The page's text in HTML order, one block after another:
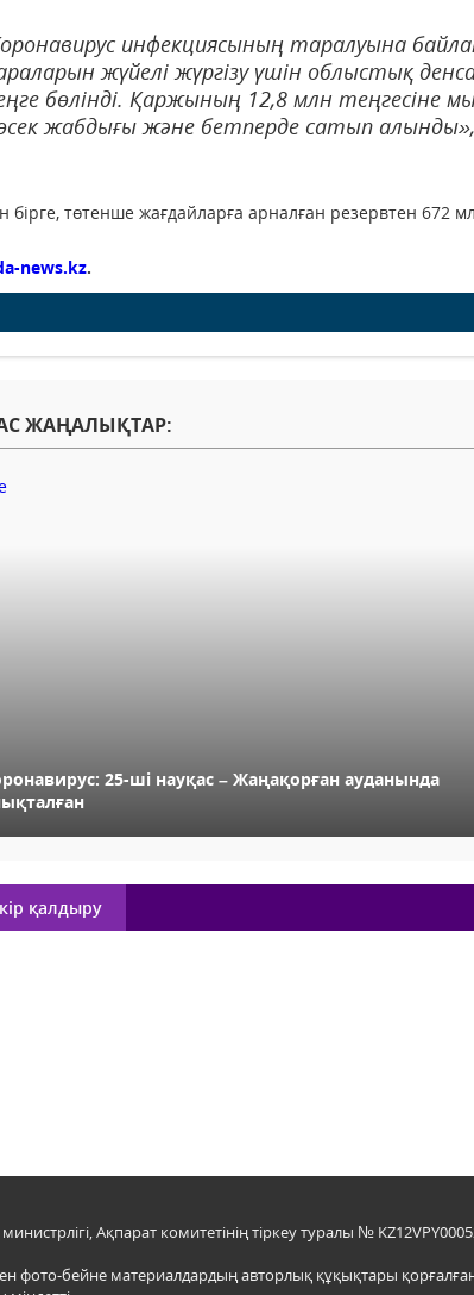
инфекциясының таралуына
жүйелі жүргізу үшін облыстық
бөлінді. Қаржының 12,8 млн теңгесіне
жабдығы және бетперде сатып алынды»,
бірге, төтенше жағдайларға арналған резервтен 672
news.kz.
ЖАҢАЛЫҚТАР:
25-ші науқас – Жаңақорған ауданында
қалдыру
Ақпарат комитетінің тіркеу туралы №
фото-бейне материалдардың авторлық құқықтары